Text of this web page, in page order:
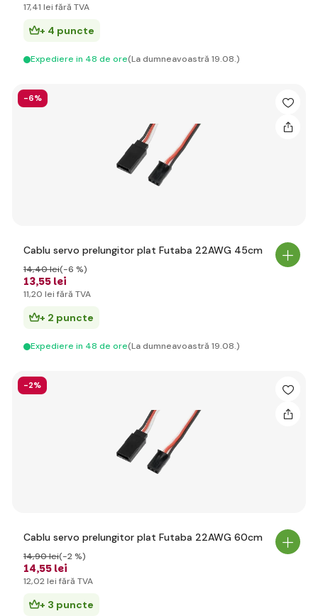
17,41 lei fără TVA
+ 4 puncte
Expediere in 48 de ore(La dumneavoastră 19.08.)
-6%
Cablu servo prelungitor plat Futaba 22AWG 45cm
13,55 lei
14,40 lei(-6 %)
11,20 lei fără TVA
+ 2 puncte
Expediere in 48 de ore(La dumneavoastră 19.08.)
-2%
Cablu servo prelungitor plat Futaba 22AWG 60cm
14,55 lei
14,90 lei(-2 %)
12,02 lei fără TVA
+ 3 puncte